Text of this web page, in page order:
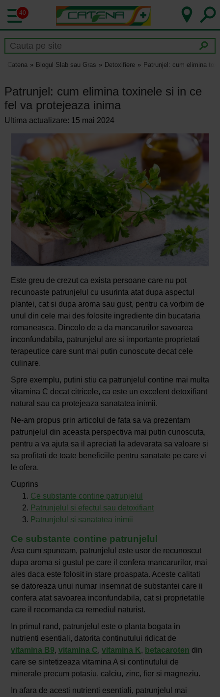
40
Catena Blogul Slab sau Gras Detoxifiere Patrunjel: cum elimina
Patrunjel: cum elimina toxinele si in ce
fel va protejeaza inima
Ultima actualizare: 15 mai 2024
Este greu de crezut ca exista persoane care nu pot
recunoaste patrunjelul cu usurinta atat dupa aspectul
plantei, cat si dupa aroma sau gust, pentru ca vorbim de
unul din cele mai des folosite ingrediente din bucataria
romaneasca. Dincolo de a da mancarurilor savoarea
inconfundabila, patrunjelul are si importante proprietati
terapeutice care sunt mai putin cunoscute decat cele
culinare.
Spre exemplu, putini stiu ca patrunjelul contine mai multa
vitamina C decat citricele, ca este un excelent detoxifiant
natural sau ca protejeaza sanatatea inimii.
Ne-am propus prin articolul de fata sa va prezentam
patrunjelul din aceasta perspectiva mai putin cunoscuta,
pentru a va ajuta sa il apreciati la adevarata sa valoare si
sa profitati de toate beneficiile pentru sanatate pe care vi
le ofera.
Cuprins
Ce substante contine patrunjelul
Patrunjelul si efectul sau detoxifiant
Patrunjelul si sanatatea inimii
Ce substante contine patrunjelul
Asa cum spuneam, patrunjelul este usor de recunoscut
dupa aroma si gustul pe care il confera mancarurilor, mai
ales daca este folosit in stare proaspata. Aceste calitati
se datoreaza unui numar insemnat de substantei care ii
confera atat savoarea inconfundabila, cat si proprietatile
care il recomanda ca remediul naturist.
In primul rand, patrunjelul este o planta bogata in
nutrienti esentiali, datorita continutului ridicat de
vitamina B9, vitamina C, vitamina K, betacaroten din
care se sintetizeaza vitamina A si continutului de
minerale precum potasiu, calciu, zinc, fier si magneziu.
In afara de acesti nutrienti esentiali, patrunjelul mai